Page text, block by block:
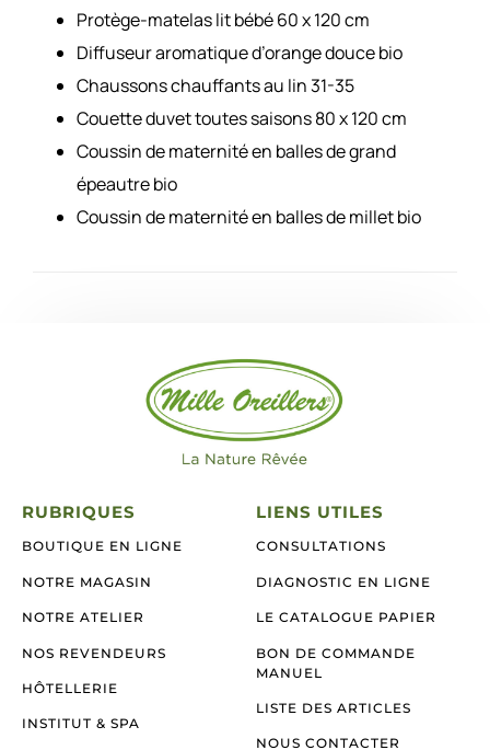
Protège-matelas lit bébé 60 x 120 cm
Diffuseur aromatique d’orange douce bio
Chaussons chauffants au lin 31-35
Couette duvet toutes saisons 80 x 120 cm
Coussin de maternité en balles de grand
épeautre bio
Coussin de maternité en balles de millet bio
RUBRIQUES
BOUTIQUE EN LIGNE
NOTRE MAGASIN
NOTRE ATELIER
NOS REVENDEURS
HÔTELLERIE
INSTITUT & SPA
LIENS UTILES
CONSULTATIONS
DIAGNOSTIC EN LIGNE
LE CATALOGUE PAPIER
BON DE COMMANDE
MANUEL
LISTE DES ARTICLES
NOUS CONTACTER